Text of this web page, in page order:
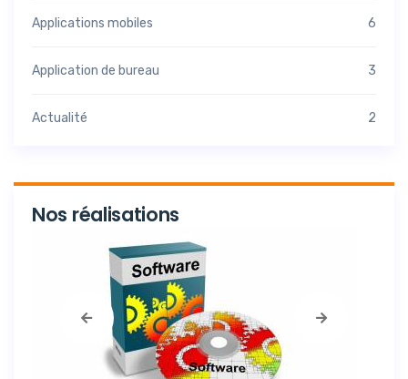
Applications mobiles 6
Application de bureau 3
Actualité 2
Nos réalisations